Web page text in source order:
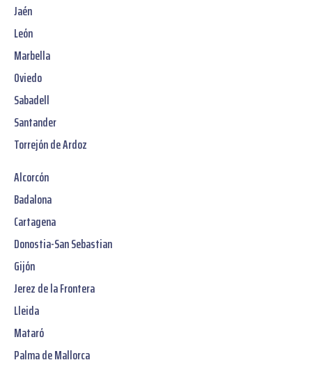
Jaén
León
Marbella
Oviedo
Sabadell
Santander
Torrejón de Ardoz
Alcorcón
Badalona
Cartagena
Donostia-San Sebastian
Gijón
Jerez de la Frontera
Lleida
Mataró
Palma de Mallorca